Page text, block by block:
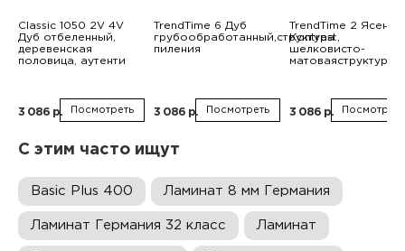
Classic 1050 2V 4V
Дуб отбеленный,
деревенская
половица, аутенти
3 086 р. Посмотреть
TrendTime 6 Дуб
грубообработанный,структура
пиления
3 086 р. Посмотреть
TrendTime 2 Ясень
Kontrast,
шелковисто-
матоваяструктура
3 086 р. Посмотреть
С этим часто ищут
Basic Plus 400 Ламинат 8 мм Германия
Ламинат Германия 32 класс Ламинат